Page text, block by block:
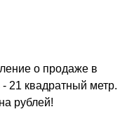
о продаже в
21 квадратный метр.
рублей!